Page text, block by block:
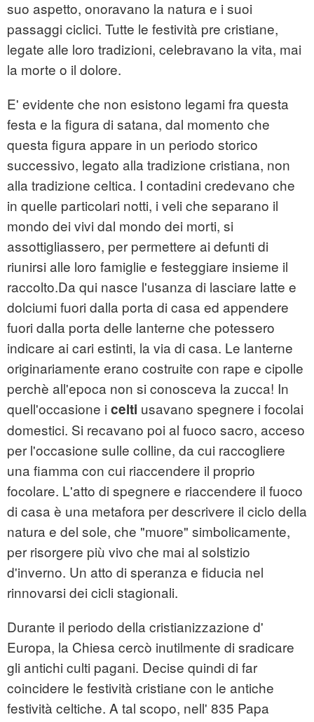
suo aspetto, onoravano la natura e i suoi
passaggi ciclici. Tutte le festività pre cristiane,
legate alle loro tradizioni, celebravano la vita, mai
la morte o il dolore.
E' evidente che non esistono legami fra questa
festa e la figura di satana, dal momento che
questa figura appare in un periodo storico
successivo, legato alla tradizione cristiana, non
alla tradizione celtica. I contadini credevano che
in quelle particolari notti, i veli che separano il
mondo dei vivi dal mondo dei morti, si
assottigliassero, per permettere ai defunti di
riunirsi alle loro famiglie e festeggiare insieme il
raccolto.Da qui nasce l'usanza di lasciare latte e
dolciumi fuori dalla porta di casa ed appendere
fuori dalla porta delle lanterne che potessero
indicare ai cari estinti, la via di casa. Le lanterne
originariamente erano costruite con rape e cipolle
perchè all'epoca non si conosceva la zucca! In
quell'occasione i celti usavano spegnere i focolai
domestici. Si recavano poi al fuoco sacro, acceso
per l'occasione sulle colline, da cui raccogliere
una fiamma con cui riaccendere il proprio
focolare. L'atto di spegnere e riaccendere il fuoco
di casa è una metafora per descrivere il ciclo della
natura e del sole, che "muore" simbolicamente,
per risorgere più vivo che mai al solstizio
d'inverno. Un atto di speranza e fiducia nel
rinnovarsi dei cicli stagionali.
Durante il periodo della cristianizzazione d'
Europa, la Chiesa cercò inutilmente di sradicare
gli antichi culti pagani. Decise quindi di far
coincidere le festività cristiane con le antiche
festività celtiche. A tal scopo, nell' 835 Papa